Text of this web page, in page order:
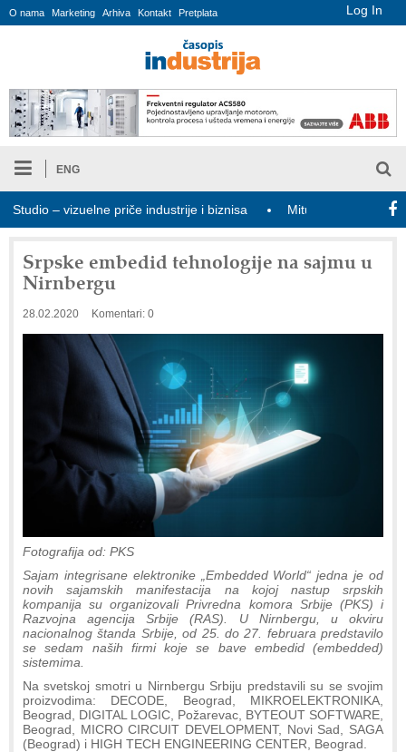
Log In
O nama Marketing Arhiva Kontakt Pretplata
ENG
– vizuelne priče industrije i biznisa Mitutoyo Crysta-Apex V
Srpske embedid tehnologije na sajmu u
Nirnbergu
28.02.2020 Komentari: 0
Fotografija od: PKS
Sajam integrisane elektronike „Embedded World“ jedna je od
novih sajamskih manifestacija na kojoj nastup srpskih
kompanija su organizovali Privredna komora Srbije (PKS) i
Razvojna agencija Srbije (RAS). U Nirnbergu, u okviru
nacionalnog štanda Srbije, od 25. do 27. februara predstavilo
se sedam naših firmi koje se bave embedid (embedded)
sistemima.
Na svetskoj smotri u Nirnbergu Srbiju predstavili su se svojim
proizvodima: DECODE, Beograd, MIKROELEKTRONIKA,
Beograd, DIGITAL LOGIC, Požarevac, BYTEOUT SOFTWARE,
Beograd, MICRO CIRCUIT DEVELOPMENT, Novi Sad, SAGA
(Beograd) i HIGH TECH ENGINEERING CENTER, Beograd.